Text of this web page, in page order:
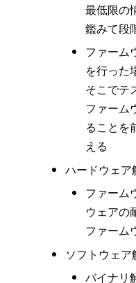
最低限の
鑑みて段
ファーム
を行った
そこでテ
ファーム
ることを
える
ハードウェア
ファーム
ウェアの
ファーム
ソフトウェア
バイナリ